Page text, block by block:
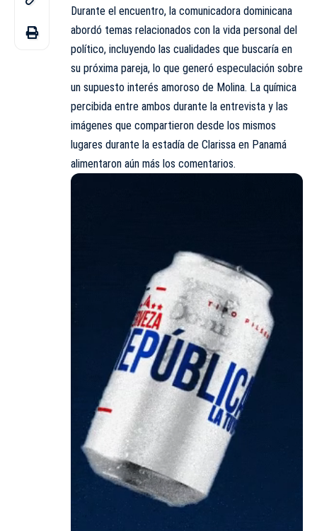
Durante el encuentro, la comunicadora dominicana
abordó temas relacionados con la vida personal del
político, incluyendo las cualidades que buscaría en
su próxima pareja, lo que generó especulación sobre
un supuesto interés amoroso de Molina. La química
percibida entre ambos durante la entrevista y las
imágenes que compartieron desde los mismos
lugares durante la estadía de Clarissa en Panamá
alimentaron aún más los comentarios.